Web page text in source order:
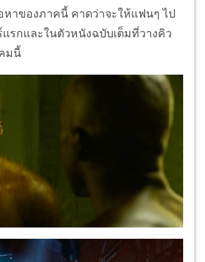
หาของภาคนี้ คาดว่าจะให้แฟนๆ ไป
แรกและในตัวหนังฉบับเต็มที่วางคิว
มนี้